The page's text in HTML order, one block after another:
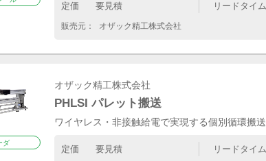
定価 要見積 リードタイム
販売元： オザック精工株式会社
ダ
オザック精工株式会社
PHLSI パレット搬送
ワイヤレス・非接触給電で実現する個別循環搬送
定価 要見積 リードタイム